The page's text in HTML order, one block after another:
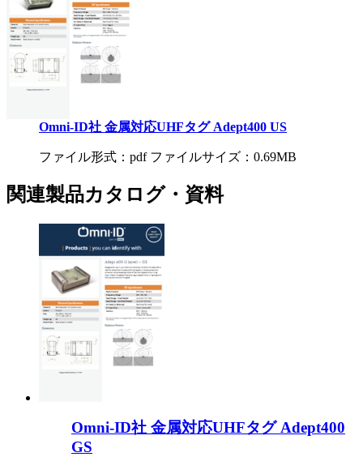
Omni-ID社 金属対応UHFタグ Adept400 US
ファイル形式：pdf ファイルサイズ：0.69MB
関連製品カタログ・資料
Omni-ID社 金属対応UHFタグ Adept400
GS